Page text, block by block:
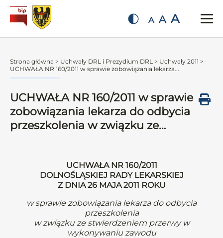
A A A
Strona główna > Uchwały DRL i Prezydium DRL > Uchwały 2011 >
UCHWAŁA NR 160/2011 w sprawie zobowiązania lekarza...
UCHWAŁA NR 160/2011 w sprawie
zobowiązania lekarza do odbycia
przeszkolenia w związku ze…
UCHWAŁA NR 160/2011
DOLNOŚLĄSKIEJ RADY LEKARSKIEJ
Z DNIA 26 MAJA 2011 ROKU
w sprawie zobowiązania lekarza do odbycia
przeszkolenia
w związku ze stwierdzeniem przerwy w
wykonywaniu zawodu